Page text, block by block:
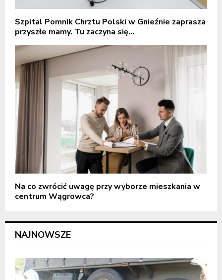
Szpital Pomnik Chrztu Polski w Gnieźnie zaprasza
przyszłe mamy. Tu zaczyna się...
Na co zwrócić uwagę przy wyborze mieszkania w
centrum Wągrowca?
NAJNOWSZE